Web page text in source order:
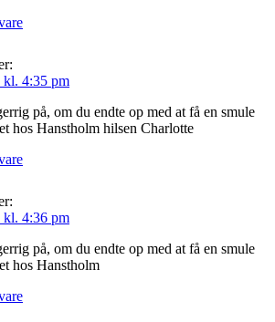
kl. 4:35 pm
på, om du endte op med at få en smule
hos Hanstholm hilsen Charlotte
kl. 4:36 pm
på, om du endte op med at få en smule
hos Hanstholm